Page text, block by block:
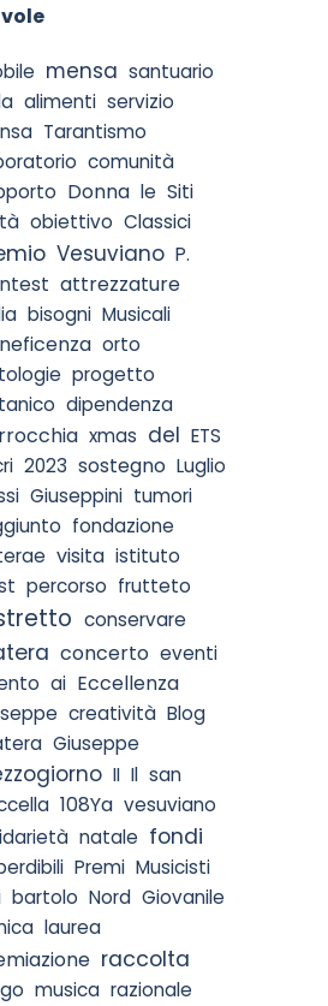
mensa santuario
alimenti servizio
Tarantismo
comunità
Donna le Siti
obiettivo Classici
Vesuviano P.
attrezzature
bisogni Musicali
orto
progetto
dipendenza
xmas del ETS
2023 sostegno Luglio
Giuseppini tumori
fondazione
visita istituto
percorso frutteto
conservare
concerto eventi
ai Eccellenza
creatività Blog
Giuseppe
II Il san
108Ya vesuviano
natale fondi
Premi Musicisti
bartolo Nord Giovanile
laurea
raccolta
musica razionale